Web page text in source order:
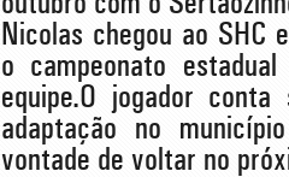
Nicolas chegou ao SHC
o campeonato
equipe.O jogador
adaptação no
vontade de voltar no